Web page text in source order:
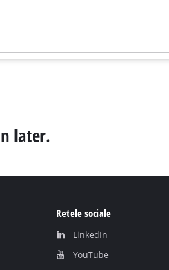
later.
Retele sociale
LinkedIn
YouТube